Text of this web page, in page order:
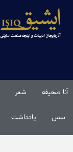
آنا صحیفه شعر
سس یادداشت